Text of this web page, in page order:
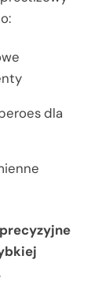
dla